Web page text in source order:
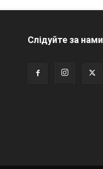
Слідуйте за нами